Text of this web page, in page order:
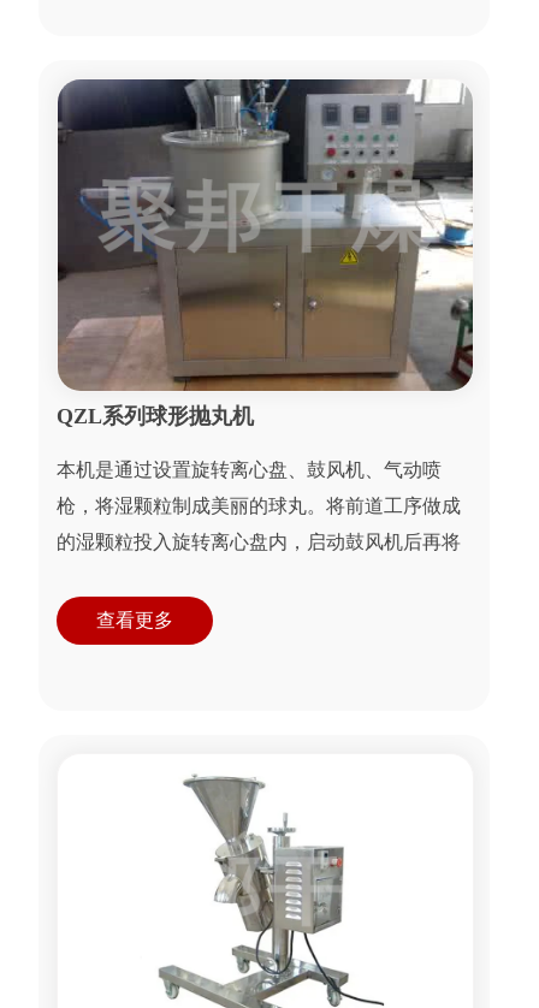
QZL系列球形抛丸机
本机是通过设置旋转离心盘、鼓风机、气动喷
枪，将湿颗粒制成美丽的球丸。将前道工序做成
的湿颗粒投入旋转离心盘内，启动鼓风机后再将
旋转离心力、自...
查看更多